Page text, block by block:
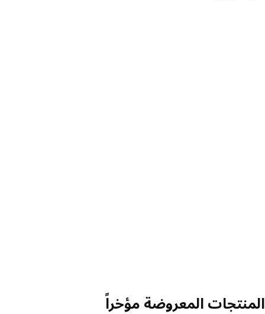
المعروضة مؤخراً